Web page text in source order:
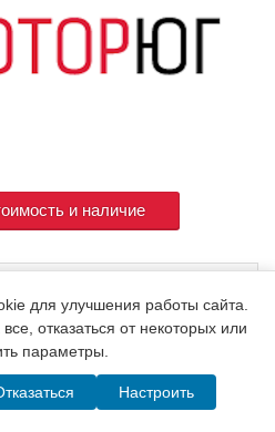
и наличие
Мотор-Юг
WhatsApp Позвонить
для улучшения работы сайта.
отказаться от некоторых или
параметры.
Настроить